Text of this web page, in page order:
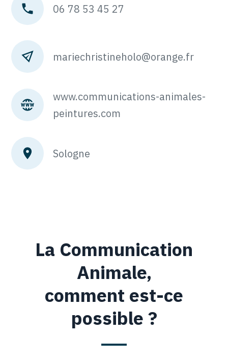
06 78 53 45 27
mariechristineholo@orange.fr
www.communications-animales-
peintures.com
Sologne
La Communication
Animale,
comment est-ce
possible ?